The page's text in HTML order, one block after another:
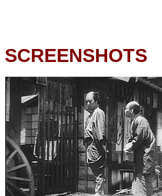
SCREENSHOTS